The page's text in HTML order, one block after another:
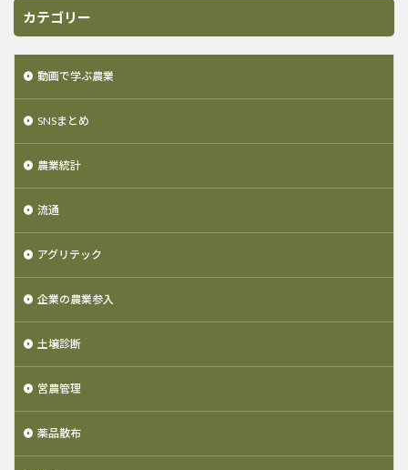
カテゴリー
動画で学ぶ農業
SNSまとめ
農業統計
流通
アグリテック
企業の農業参入
土壌診断
営農管理
薬品散布